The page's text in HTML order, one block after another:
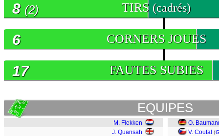
TIRS (cadrés)
8 (2)
CORNERS JOUES
6
FAUTES SUBIES
17
EQUIPES
M. Flekken
J. Quansah
O.
V. Coufal (